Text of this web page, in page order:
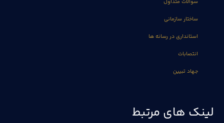
سوالات متداول
ساختار سازمانی
استانداری در رسانه ها
انتصابات
جهاد تبیین
لینک های مرتبط